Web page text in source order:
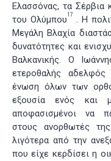
Ελασσόνας, τα Σέρβια
του Ολύμπου17
. Η
Μεγάλη Βλαχία
δυνατότητες και
Βαλκανικής. Ο
ετεροθαλής
ένωση όλων των
εξουσία ενός και
αποφασισμένοι να
στους ανορθωτές
λιγότερα από την
που είχε κερδίσει η